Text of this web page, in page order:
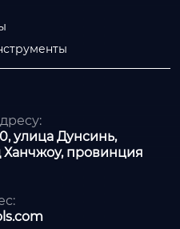
улица Дунсинь,
Ханчжоу, провинция